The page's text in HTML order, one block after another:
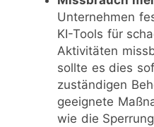
Unternehmen
KI-Tools für
Aktivitäten
sollte es dies
zuständigen
geeignete
wie die